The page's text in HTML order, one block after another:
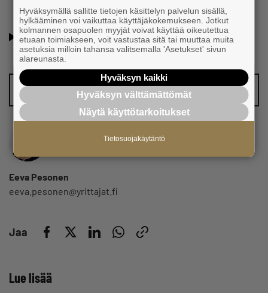
Oletko jo Suomen Yrittäjien jäsen? Lue lisää jäsenyyden
eduista ja hyödyistä!
Vinkkaa meille juttuaihe!
Eeva Pesonen
eeva.pesonen@yrittajat.fi
Jaa
Lue lisää
Hyväksymällä sallitte tietojen käsittelyn palvelun sisällä,
hylkääminen voi vaikuttaa käyttäjäkokemukseen. Jotkut
kolmannen osapuolen myyjät voivat käyttää oikeutettua
etuaan toimiakseen, voit vastustaa sitä tai muuttaa muita
asetuksia milloin tahansa valitsemalla 'Asetukset' sivun
alareunasta.
Hyväksyn kaikki
Hyväksyn välttämättömät
Näytä käyttötarkoitukset
Tietosuojakäytäntö